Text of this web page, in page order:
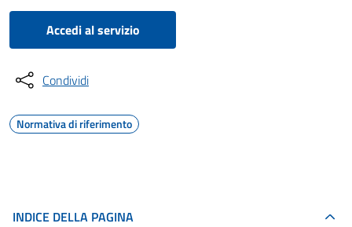
Accedi al servizio
Condividi
Normativa di riferimento
INDICE DELLA PAGINA